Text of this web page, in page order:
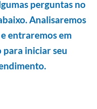
perguntas no
Analisaremos
entraremos em
iniciar seu